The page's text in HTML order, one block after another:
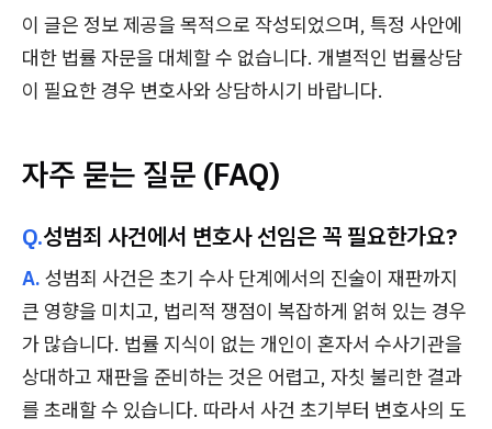
이 글은 정보 제공을 목적으로 작성되었으며, 특정 사안에
대한 법률 자문을 대체할 수 없습니다. 개별적인 법률상담
이 필요한 경우 변호사와 상담하시기 바랍니다.
자주 묻는 질문 (FAQ)
Q.성범죄 사건에서 변호사 선임은 꼭 필요한가요?
A. 성범죄 사건은 초기 수사 단계에서의 진술이 재판까지
큰 영향을 미치고, 법리적 쟁점이 복잡하게 얽혀 있는 경우
가 많습니다. 법률 지식이 없는 개인이 혼자서 수사기관을
상대하고 재판을 준비하는 것은 어렵고, 자칫 불리한 결과
를 초래할 수 있습니다. 따라서 사건 초기부터 변호사의 도